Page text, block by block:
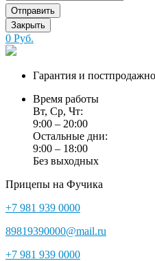
Отправить
Закрыть
0 Руб.
Гарантия и
Время работы
Вт, Ср, Чт:
9:00 – 20:00
Остальные дни:
9:00 – 18:00
Без выходных
Прицепы на Фучика
+7 981 939 0000
89819390000@mail.ru
+7 981 939 0000